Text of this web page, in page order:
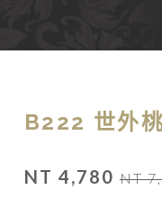
B222 世外
NT 4,780 NT